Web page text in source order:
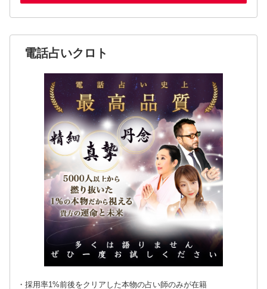
電話占いクロト
・採用率1%前後をクリアした本物の占い師のみが在籍